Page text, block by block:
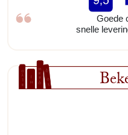
Goede
snelle